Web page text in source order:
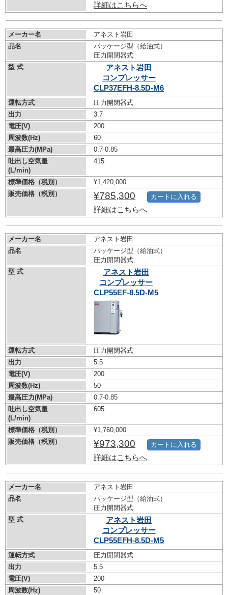
詳細はこちらへ
メーカー名
アネスト岩田
品名
パッケージ型（給油式）
圧力開閉器式
型 式
アネスト岩田
コンプレッサー
CLP37EFH-8.5D-M6
運転方式
圧力開閉器式
出力
3.7
電圧(V)
200
周波数(Hz)
60
最高圧力(MPa)
0.7-0.85
吐出し空気量
(L/min)
415
標準価格（税別）
¥1,420,000
販売価格（税別）
¥785,300
詳細はこちらへ
カートに入れる
メーカー名
アネスト岩田
品名
パッケージ型（給油式）
圧力開閉器式
型 式
アネスト岩田
コンプレッサー
CLP55EF-8.5D-M5
運転方式
圧力開閉器式
出力
5.5
電圧(V)
200
周波数(Hz)
50
最高圧力(MPa)
0.7-0.85
吐出し空気量
(L/min)
605
標準価格（税別）
¥1,760,000
販売価格（税別）
¥973,300
詳細はこちらへ
カートに入れる
メーカー名
アネスト岩田
品名
パッケージ型（給油式）
圧力開閉器式
型 式
アネスト岩田
コンプレッサー
CLP55EFH-8.5D-M5
運転方式
圧力開閉器式
出力
5.5
電圧(V)
200
周波数(Hz)
50